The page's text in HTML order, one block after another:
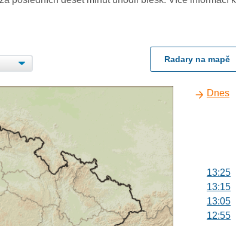
Radary na mapě
Dnes
13:25
13:15
13:05
12:55